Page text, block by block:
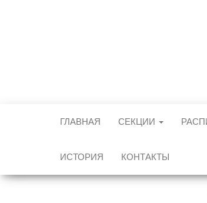
ГЛАВНАЯ СЕКЦИИ
ИСТОРИЯ КОНТАКТЫ